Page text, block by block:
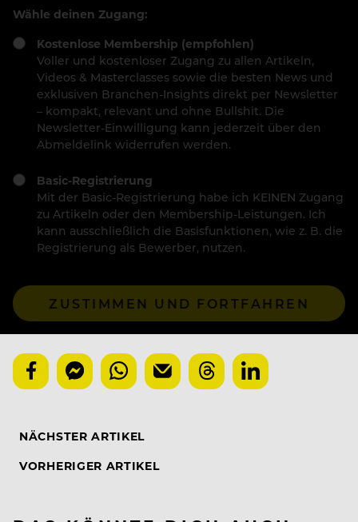
Wähle deinen Zugang:
Kostenlose Membership (empfohlen)
Voller und kostenloser Zugang zu allen Artikeln,
Videos & Masterclasses sowie die besten News und
exklusiven Branchen-Insights direkt per Newsletter
– kompakt, relevant und ohne Bullshit. Die
Newsletter-Einwilligung kann jederzeit über den
Abmeldelink widerrufen werden.
Basic-Registrierung
Mit der Basic-Registrierung habe ich KEINEN Zugang
zu Artikeln oder den Membership-Leistungen. Ich
kann ausschließlich die Basisfunktionen, wie z. B. die
Registrierung als Bewerber, nutzen.
ZUSTIMMEN UND FORTFAHREN
NÄCHSTER ARTIKEL
VORHERIGER ARTIKEL